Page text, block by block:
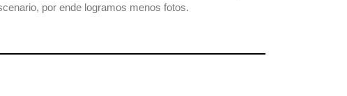
por ende logramos menos fotos.